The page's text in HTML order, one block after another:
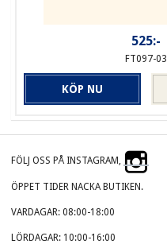
525:-
FT097-03
KÖP NU
FÖLJ OSS PÅ INSTAGRAM,
ÖPPET TIDER NACKA BUTIKEN.
VARDAGAR: 08:00-18:00
LÖRDAGAR: 10:00-16:00